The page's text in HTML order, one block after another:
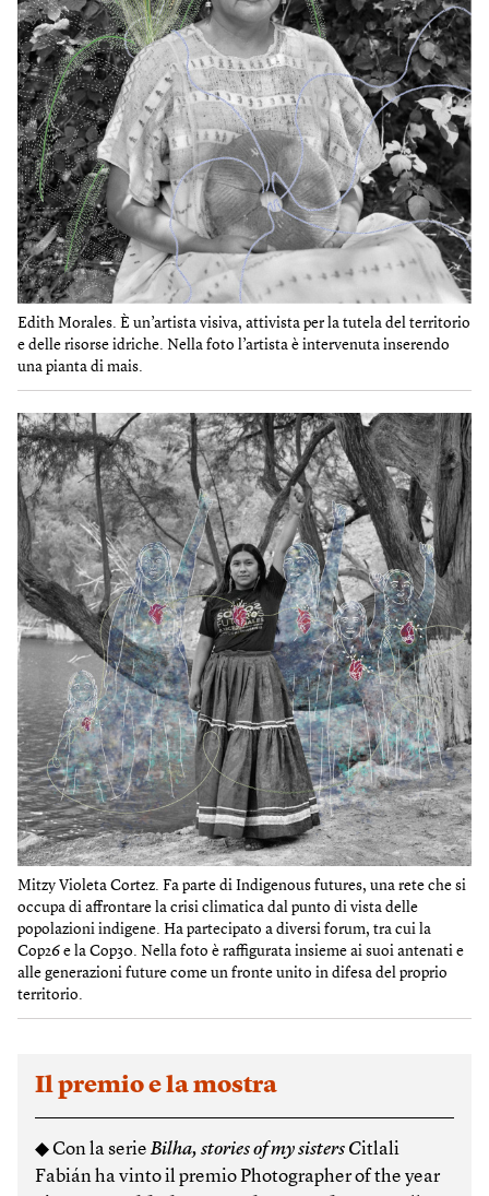
Edith Morales. È un’artista visiva, attivista per la tutela del territorio
e delle risorse idriche. Nella foto l’artista è intervenuta inserendo
una pianta di mais.
Mitzy Violeta Cortez. Fa parte di Indigenous futures, una rete che si
occupa di affrontare la crisi climatica dal punto di vista delle
popolazioni indigene. Ha partecipato a diversi forum, tra cui la
Cop26 e la Cop30. Nella foto è raffigurata insieme ai suoi antenati e
alle generazioni future come un fronte unito in difesa del proprio
territorio.
Il premio e la mostra
◆ Con la serie Bilha, stories of my sisters Citlali
Fabián ha vinto il premio Photographer of the year